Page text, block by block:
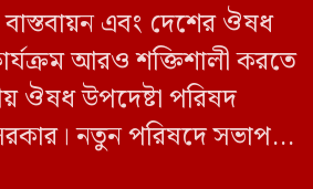
এবং দেশের ঔষধ
আরও শক্তিশালী করতে
ঔষধ উপদেষ্টা পরিষদ
নতুন পরিষদে সভাপতি